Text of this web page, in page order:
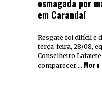
esmagada por
em Carandaí
Resgate foi difícil e
terça-feira, 28/08,
Conselheiro
comparecer … More